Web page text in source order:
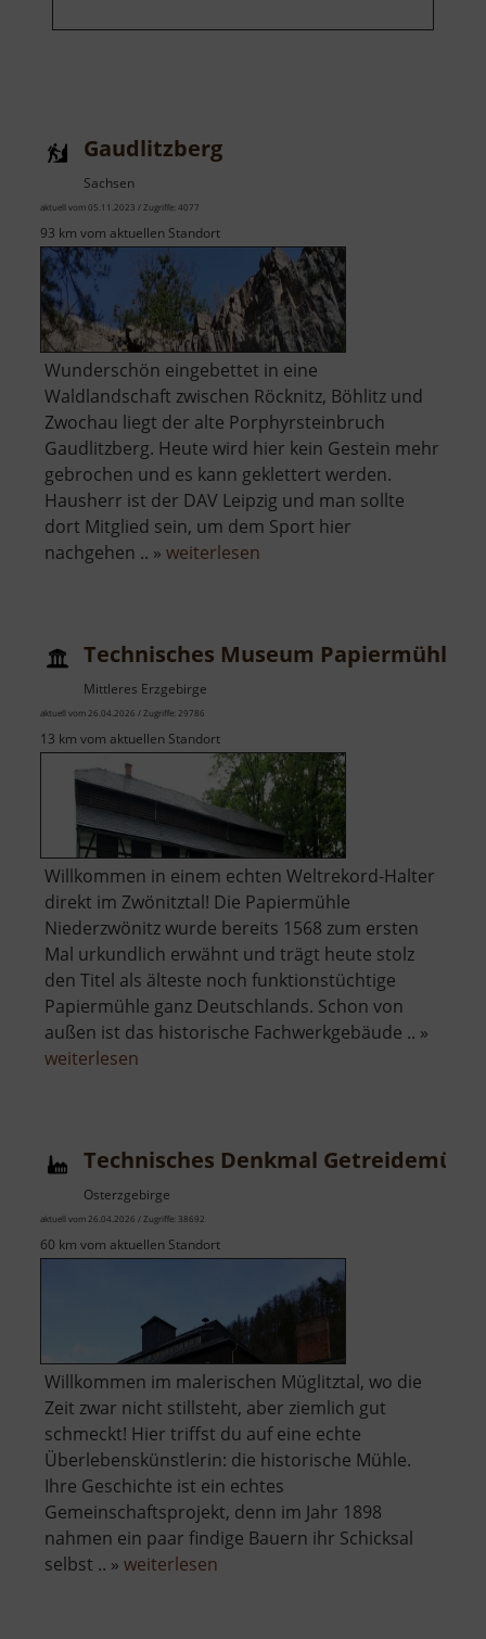
Gaudlitzberg
Sachsen
aktuell vom 05.11.2023 / Zugriffe: 4077
93 km vom aktuellen Standort
Wunderschön eingebettet in eine
Waldlandschaft zwischen Röcknitz, Böhlitz und
Zwochau liegt der alte Porphyrsteinbruch
Gaudlitzberg. Heute wird hier kein Gestein mehr
gebrochen und es kann geklettert werden.
Hausherr ist der DAV Leipzig und man sollte
dort Mitglied sein, um dem Sport hier
nachgehen .. » weiterlesen
Technisches Museum Papiermühle
Mittleres Erzgebirge
aktuell vom 26.04.2026 / Zugriffe: 29786
13 km vom aktuellen Standort
Willkommen in einem echten Weltrekord-Halter
direkt im Zwönitztal! Die Papiermühle
Niederzwönitz wurde bereits 1568 zum ersten
Mal urkundlich erwähnt und trägt heute stolz
den Titel als älteste noch funktionstüchtige
Papiermühle ganz Deutschlands. Schon von
außen ist das historische Fachwerkgebäude .. »
weiterlesen
Zwönitz
Technisches Denkmal
Osterzgebirge
aktuell vom 26.04.2026 / Zugriffe: 38692
60 km vom aktuellen Standort
Willkommen im malerischen Müglitztal, wo die
Zeit zwar nicht stillsteht, aber ziemlich gut
schmeckt! Hier triffst du auf eine echte
Überlebenskünstlerin: die historische Mühle.
Ihre Geschichte ist ein echtes
Gemeinschaftsprojekt, denn im Jahr 1898
nahmen ein paar findige Bauern ihr Schicksal
selbst .. » weiterlesen